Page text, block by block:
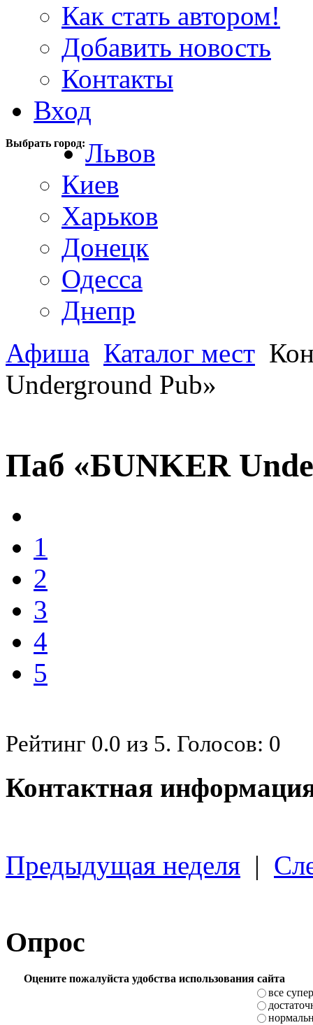
Как стать автором!
Добавить новость
Контакты
Вход
Выбрать город:Львов
Киев
Харьков
Донецк
Одесса
Днепр
Афиша Каталог мест
Underground Pub»
Паб «БUNKER
1
2
3
4
5
Рейтинг 0.0 из 5. Голосов: 0
Контактная
Предыдущая неделя |
Опрос
Оцените пожалуйста удобства использования сайта
все супер